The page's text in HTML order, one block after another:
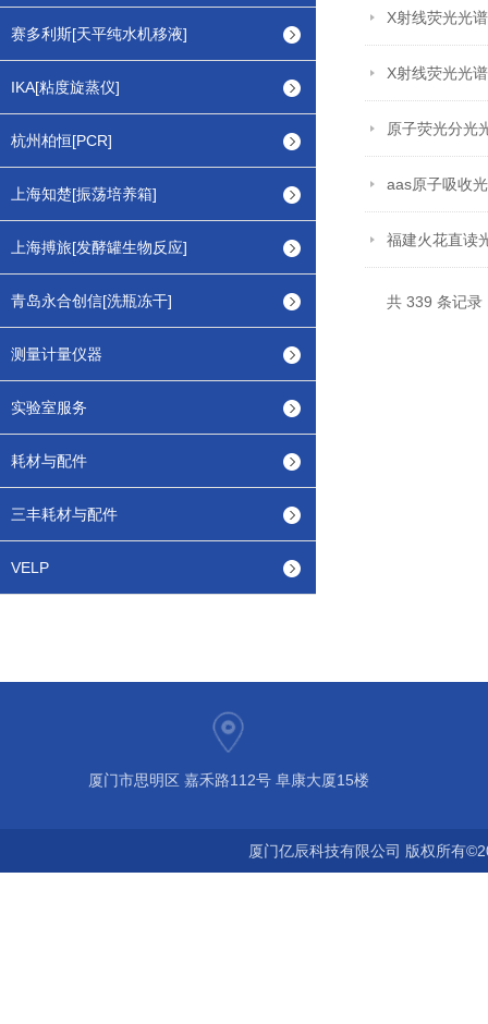
赛多利斯[天平纯水机移液]
IKA[粘度旋蒸仪]
杭州柏恒[PCR]
上海知楚[振荡培养箱]
上海搏旅[发酵罐生物反应]
青岛永合创信[洗瓶冻干]
测量计量仪器
实验室服务
耗材与配件
三丰耗材与配件
VELP
X射线荧光光
X射线荧光光
原子荧光分光
aas原子吸收
福建火花直读
共 339 条记
厦门市思明区 嘉禾路112号 阜康大厦15楼
厦门亿辰科技有限公司 版权所有